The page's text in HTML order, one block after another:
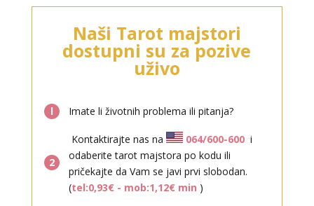
Naši Tarot majstori
dostupni su za pozive
uživo
l Imate li životnih problema ili pitanja?
2
Kontaktirajte nas na 064/600-600 i
odaberite tarot majstora po kodu ili
pričekajte da Vam se javi prvi slobodan.
(tel:0,93€ - mob:1,12€ min )
Tarot savjetnik je zauzet
TEHNIKE: tarot, meditacija, slanje pozitivne energije,
poruke anđela, priča o vašim brojevima
tel:0,93€ - mob:1,12€ min